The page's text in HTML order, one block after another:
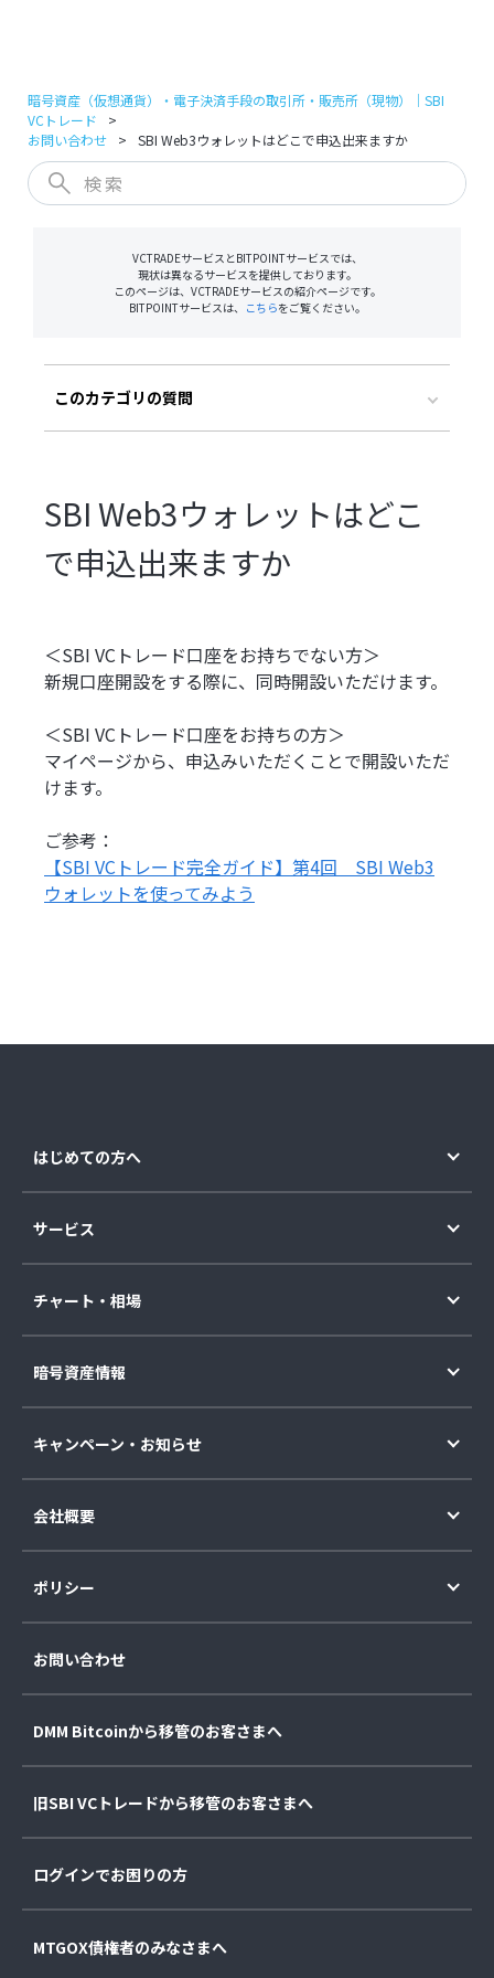
暗号資産（仮想通貨）・電子決済手段の取引所・販売所（現物）｜SBI
VCトレード
お問い合わせ
SBI Web3ウォレットはどこで申込出来ますか
VCTRADEサービスとBITPOINTサービスでは、
現状は異なるサービスを提供しております。
このページは、VCTRADEサービスの紹介ページです。
BITPOINTサービスは、 こちらをご覧ください。
このカテゴリの質問
SBI Web3ウォレットはどこ
で申込出来ますか
＜SBI VCトレード口座をお持ちでない方＞
新規口座開設をする際に、同時開設いただけます。
＜SBI VCトレード口座をお持ちの方＞
マイページから、申込みいただくことで開設いただ
けます。
ご参考：
【SBI VCトレード完全ガイド】第4回 SBI Web3
ウォレットを使ってみよう
はじめての方へ
サービス
チャート・相場
暗号資産情報
キャンペーン・お知らせ
会社概要
ポリシー
お問い合わせ
DMM Bitcoinから移管のお客さまへ
旧SBI VCトレードから移管のお客さまへ
ログインでお困りの方
MTGOX債権者のみなさまへ